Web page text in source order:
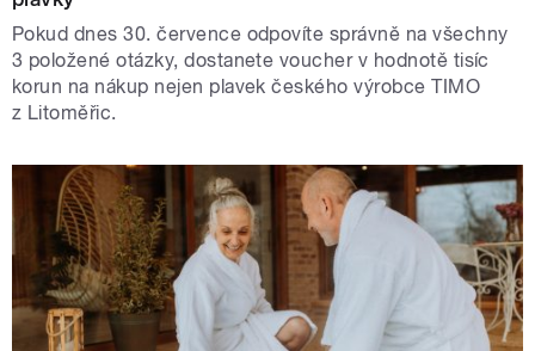
Pokud dnes 30. července odpovíte správně na všechny
3 položené otázky, dostanete voucher v hodnotě tisíc
korun na nákup nejen plavek českého výrobce TIMO
z Litoměřic.